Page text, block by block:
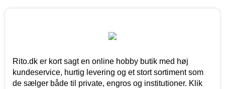
Rito.dk er kort sagt en online hobby butik med høj
kundeservice, hurtig levering og et stort sortiment som
de sælger både til private, engros og institutioner. Klik